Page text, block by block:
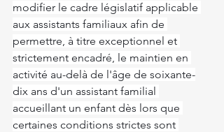
modifier le cadre législatif applicable
aux assistants familiaux afin de
permettre, à titre exceptionnel et
strictement encadré, le maintien en
activité au-delà de l'âge de soixante-
dix ans d'un assistant familial
accueillant un enfant dès lors que
certaines conditions strictes sont